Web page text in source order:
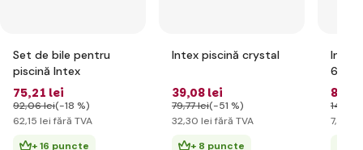
Set de bile pentru
piscină Intex
75,21 lei
92,06 lei(-18 %)
62,15 lei fără TVA
+ 16 puncte
Intex piscină crystal
39,08 lei
79,77 lei(-51 %)
32,30 lei fără TVA
+ 8 puncte
Intex
61cm
8
14
7,42 lei